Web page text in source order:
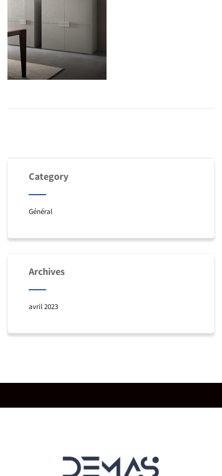
Category
Général
Archives
avril 2023